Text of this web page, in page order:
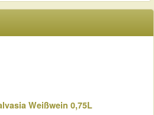
Weißwein 0,75L